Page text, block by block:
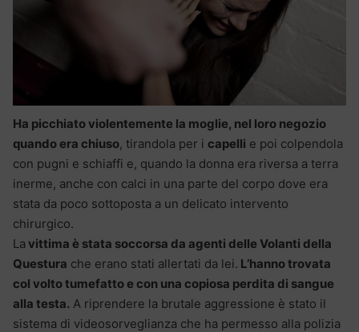
Ha picchiato violentemente la moglie, nel loro negozio
quando era chiuso, tirandola per i capelli e poi colpendola
con pugni e schiaffi e, quando la donna era riversa a terra
inerme, anche con calci in una parte del corpo dove era
stata da poco sottoposta a un delicato intervento
chirurgico.
La vittima è stata soccorsa da agenti delle Volanti della
Questura che erano stati allertati da lei. L’hanno trovata
col volto tumefatto e con una copiosa perdita di sangue
alla testa. A riprendere la brutale aggressione è stato il
sistema di videosorveglianza che ha permesso alla polizia